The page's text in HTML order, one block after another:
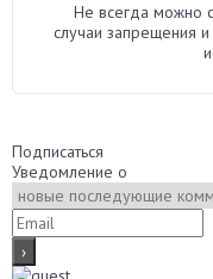
Не всегда можно
случаи запрещения
Подписаться
Уведомление о